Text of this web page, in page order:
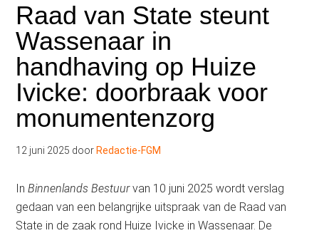
Raad van State steunt
Wassenaar in
handhaving op Huize
Ivicke: doorbraak voor
monumentenzorg
12 juni 2025 door Redactie-FGM
InBinnenlands Bestuurvan 10 juni 2025 wordt verslag
gedaan van een belangrijke uitspraak van de Raad van
State in de zaak rond Huize Ivicke in Wassenaar. De